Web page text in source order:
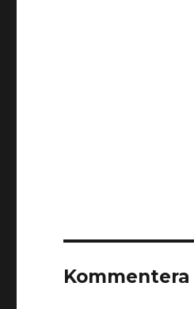
Kommentera